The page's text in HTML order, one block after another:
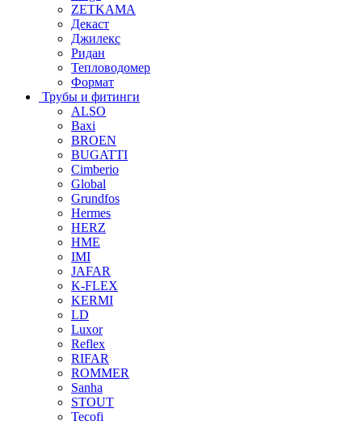
ZETKAMA
Декаст
Джилекс
Ридан
Тепловодомер
Формат
Трубы и фитинги
ALSO
Baxi
BROEN
BUGATTI
Cimberio
Global
Grundfos
Hermes
HERZ
HME
IMI
JAFAR
K-FLEX
KERMI
LD
Luxor
Reflex
RIFAR
ROMMER
Sanha
STOUT
Tecofi